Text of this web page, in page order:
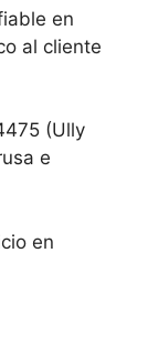
en
al cliente
(Ully
e
en